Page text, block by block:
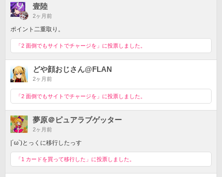
壹陸
2ヶ月前
ポイント二重取り。
「2 面倒でもサイトでチャージを」に投票しました。
どや顔おじさん@FLAN
2ヶ月前
「2 面倒でもサイトでチャージを」に投票しました。
夢原＠ピュアラブゲッター
2ヶ月前
|´ω`)とっくに移行したっす
「1 カードを買って移行した」に投票しました。